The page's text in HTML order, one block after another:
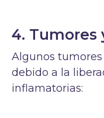
4. Tumores
Algunos
debido a la
inflamatorias: